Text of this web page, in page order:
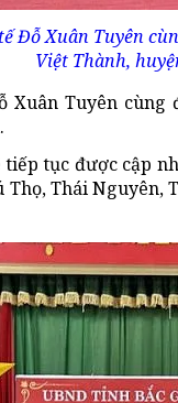
Đỗ Xuân Tuyên
Việt Thành,
Tuyên cùng
tục được cập
Thọ, Thái